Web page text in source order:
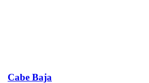
Cabe Baja